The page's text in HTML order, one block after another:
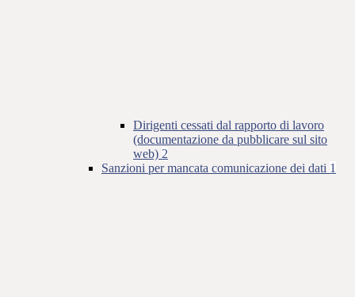
Dirigenti cessati dal rapporto di lavoro
(documentazione da pubblicare sul sito
web) 2
Sanzioni per mancata comunicazione dei dati 1